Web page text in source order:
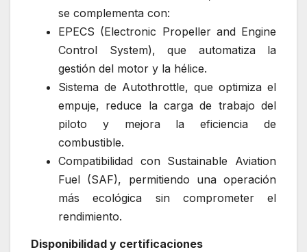
se complementa con:
EPECS (Electronic Propeller and Engine
Control System), que automatiza la
gestión del motor y la hélice.
Sistema de Autothrottle, que optimiza el
empuje, reduce la carga de trabajo del
piloto y mejora la eficiencia de
combustible.
Compatibilidad con Sustainable Aviation
Fuel (SAF), permitiendo una operación
más ecológica sin comprometer el
rendimiento.
Disponibilidad y certificaciones